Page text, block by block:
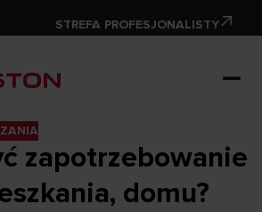
STREFA PROFESJONALISTY
zapotrzebowanie
domu?